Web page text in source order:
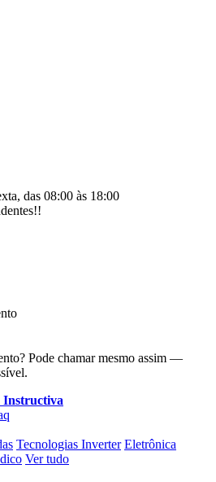
das 08:00 às 18:00
Pode chamar mesmo assim —
Instructiva
Tecnologias Inverter Eletrônica
Ver tudo